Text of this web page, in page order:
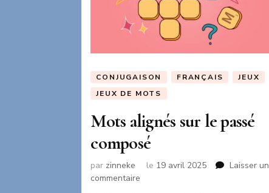
CONJUGAISON FRANÇAIS
JEUX
JEUX DE MOTS
Mots alignés sur le passé
composé
par zinneke le 19 avril 2025
Laisser un
commentaire